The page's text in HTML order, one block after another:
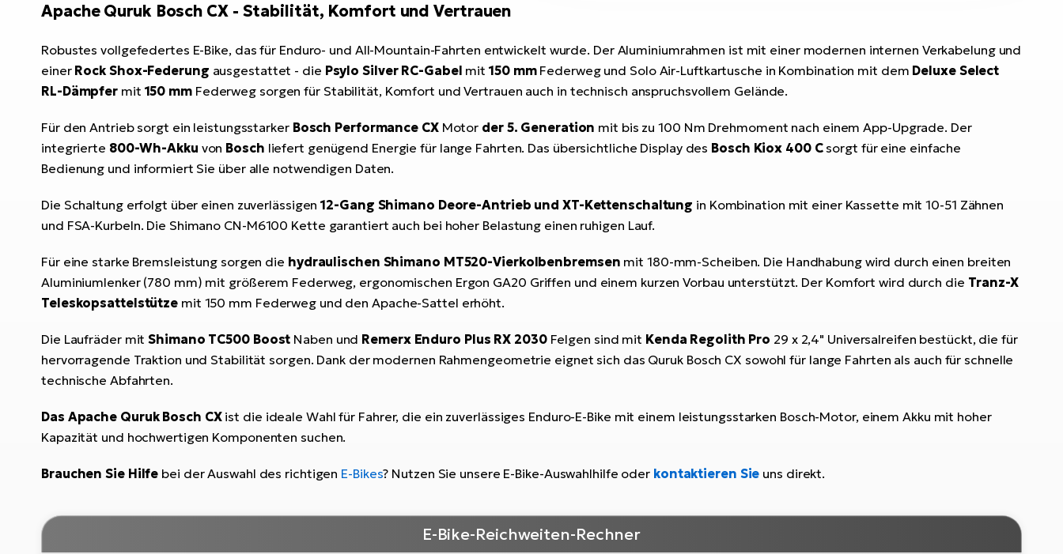
Apache Quruk Bosch CX - Stabilität, Komfort und Vertrauen
Robustes vollgefedertes E-Bike, das für Enduro- und All-Mountain-Fahrten entwickelt wurde. Der Aluminiumrahmen ist mit einer modernen internen Verkabelung und
einer Rock Shox-Federung ausgestattet - die Psylo Silver RC-Gabel mit150 mmFederweg und Solo Air-Luftkartusche in Kombination mit dem Deluxe Select
RL-Dämpfer mit 150 mmFederweg sorgen für Stabilität, Komfort und Vertrauen auch in technisch anspruchsvollem Gelände.
Für den Antrieb sorgt ein leistungsstarker Bosch Performance CX Motor der 5. Generation mit bis zu 100 Nm Drehmoment nach einem App-Upgrade. Der
integrierte 800-Wh-Akku von Bosch liefert genügend Energie für lange Fahrten. Das übersichtliche Display des Bosch Kiox 400 Csorgt für eine einfache
Bedienung und informiert Sie über alle notwendigen Daten.
Die Schaltung erfolgt über einen zuverlässigen12-Gang Shimano Deore-Antrieb und XT-Kettenschaltung in Kombination mit einer Kassette mit 10-51 Zähnen
und FSA-Kurbeln. Die Shimano CN-M6100 Kette garantiert auch bei hoher Belastung einen ruhigen Lauf.
Für eine starke Bremsleistung sorgen die hydraulischen Shimano MT520-Vierkolbenbremsen mit 180-mm-Scheiben. Die Handhabung wird durch einen breiten
Aluminiumlenker (780 mm) mit größerem Federweg, ergonomischen Ergon GA20 Griffen und einem kurzen Vorbau unterstützt. Der Komfort wird durch die Tranz-X
Teleskopsattelstütze mit 150 mm Federweg und den Apache-Sattel erhöht.
Die Laufräder mitShimano TC500 Boost Naben und Remerx Enduro Plus RX 2030Felgen sind mit Kenda Regolith Pro 29 x 2,4" Universalreifen bestückt, die für
hervorragende Traktion und Stabilität sorgen. Dank der modernen Rahmengeometrie eignet sich das Quruk Bosch CX sowohl für lange Fahrten als auch für schnelle
technische Abfahrten.
Das Apache Quruk Bosch CX ist die ideale Wahl für Fahrer, die ein zuverlässiges Enduro-E-Bike mit einem leistungsstarken Bosch-Motor, einem Akku mit hoher
Kapazität und hochwertigen Komponenten suchen.
Brauchen Sie Hilfe bei der Auswahl des richtigen E-Bikes? Nutzen Sie unsere E-Bike-Auswahlhilfe oder kontaktieren Sie uns direkt.
E-Bike-Reichweiten-Rechner